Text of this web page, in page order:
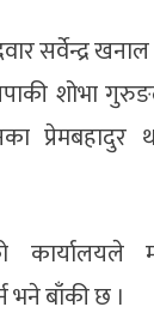
सर्वेन्द्र
शोभा
प्रेमबहादुर
कार्यालयले
भने बाँकी छ ।